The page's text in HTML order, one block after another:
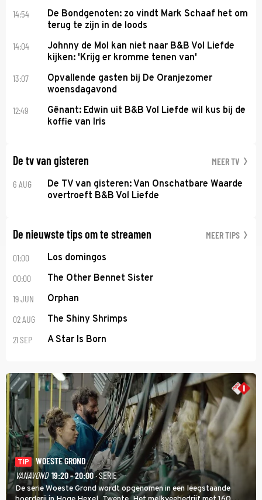
14:54
De Bondgenoten: zo vindt Mark Schaaf het om
terug te zijn in de loods
14:04
Johnny de Mol kan niet naar B&B Vol Liefde
kijken: 'Krijg er kromme tenen van'
13:07
Opvallende gasten bij De Oranjezomer
woensdagavond
12:49
Gênant: Edwin uit B&B Vol Liefde wil kus bij de
koffie van Iris
De tv van gisteren MEER TV
6 AUG
De TV van gisteren: Van Onschatbare Waarde
overtroeft B&B Vol Liefde
De nieuwste tips om te streamen MEER TIPS
01:00 Los domingos
00:00 The Other Bennet Sister
19 JUN Orphan
02 AUG The Shiny Shrimps
21 SEP A Star Is Born
TIP
WOESTE GROND
VANAVOND 19:20 - 20:00· SERIE
De serie Woeste Grond wordt opgenomen in een leegstaande